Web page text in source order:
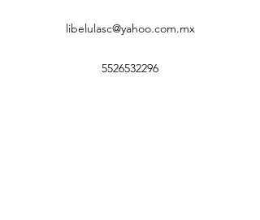
libelulasc@yahoo.com.mx
5526532296